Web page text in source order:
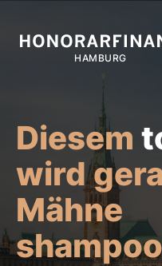
Diesem
wird
Mähne